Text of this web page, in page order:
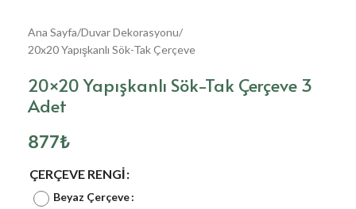
Ana Sayfa/Duvar Dekorasyonu/
20x20 Yapışkanlı Sök-Tak Çerçeve
20×20 Yapışkanlı Sök-Tak Çerçeve 3
Adet
877₺
ÇERÇEVE RENGI
Beyaz Çerçeve